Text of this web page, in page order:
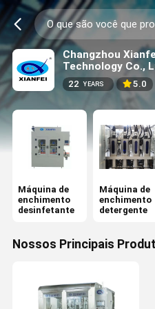
Changzhou
Technology Co.,
22 YEARS 5.0
Máquina de
enchimento
desinfetante
Máquina de
enchimento
detergente
Nossos Principais